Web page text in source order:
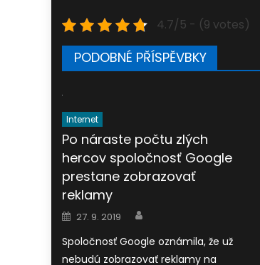
4.7/5 - (9 votes)
PODOBNÉ PŘÍSPĚVBKY
Internet
Po náraste počtu zlých
hercov spoločnosť Google
prestane zobrazovať
reklamy
Posted
on
27. 9. 2019
Spoločnosť Google oznámila, že už
nebudú zobrazovať reklamy na